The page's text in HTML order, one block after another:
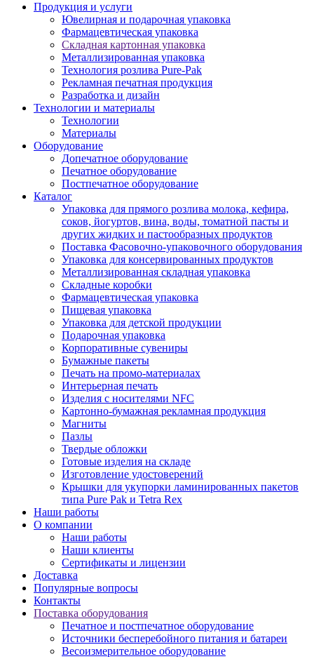
Продукция и услуги
Ювелирная и подарочная упаковка
Фармацевтическая упаковка
Складная картонная упаковка
Металлизированная упаковка
Технология розлива Pure-Pak
Рекламная печатная продукция
Разработка и дизайн
Технологии и материалы
Технологии
Материалы
Оборудование
Допечатное оборудование
Печатное оборудование
Постпечатное оборудование
Каталог
Упаковка для прямого розлива молока, кефира,
соков, йогуртов, вина, воды, томатной пасты и
других жидких и пастообразных продуктов
Поставка Фасовочно-упаковочного оборудования
Упаковка для консервированных продуктов
Металлизированная складная упаковка
Складные коробки
Фармацевтическая упаковка
Пищевая упаковка
Упаковка для детской продукции
Подарочная упаковка
Корпоративные сувениры
Бумажные пакеты
Печать на промо-материалах
Интерьерная печать
Изделия с носителями NFC
Картонно-бумажная рекламная продукция
Магниты
Пазлы
Твердые обложки
Готовые изделия на складе
Изготовление удостоверений
Крышки для укупорки ламинированных пакетов
типа Pure Pak и Tetra Rex
Наши работы
О компании
Наши работы
Наши клиенты
Сертификаты и лицензии
Доставка
Популярные вопросы
Контакты
Поставка оборудования
Печатное и постпечатное оборудование
Источники бесперебойного питания и батареи
Весоизмерительное оборудование